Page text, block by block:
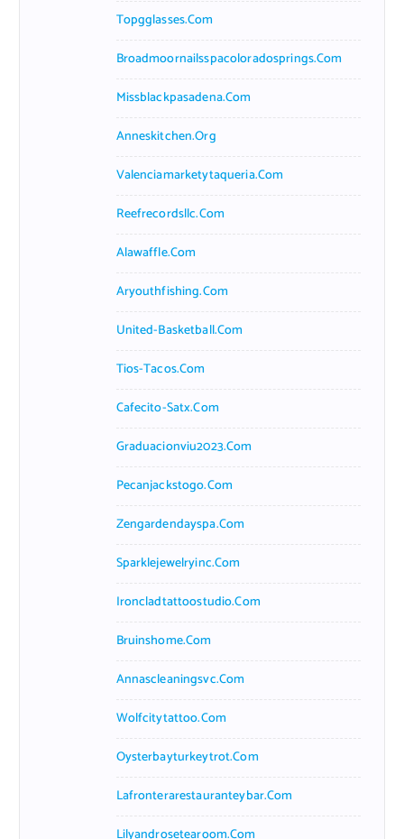
Topgglasses.com
Broadmoornailsspacoloradosprings.com
Missblackpasadena.com
Anneskitchen.org
Valenciamarketytaqueria.com
Reefrecordsllc.com
Alawaffle.com
Aryouthfishing.com
United-Basketball.com
Tios-Tacos.com
Cafecito-Satx.com
Graduacionviu2023.com
Pecanjackstogo.com
Zengardendayspa.com
Sparklejewelryinc.com
Ironcladtattoostudio.com
Bruinshome.com
Annascleaningsvc.com
Wolfcitytattoo.com
Oysterbayturkeytrot.com
Lafronterarestauranteybar.com
Lilyandrosetearoom.com